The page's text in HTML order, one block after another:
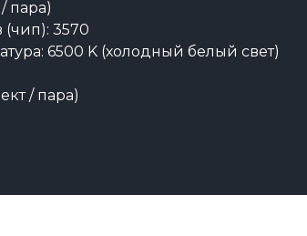
пара)
3570
6500 K (холодный белый свет)
/ пара)